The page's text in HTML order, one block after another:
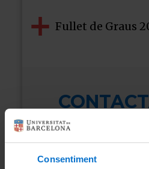
Consentiment
Fullet de Graus